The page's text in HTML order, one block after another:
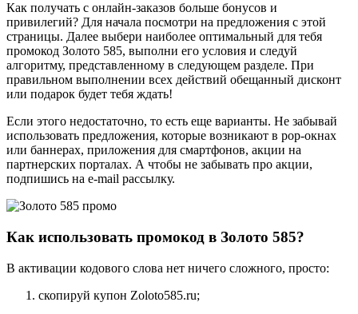
Как получать с онлайн-заказов больше бонусов и
привилегий? Для начала посмотри на предложения с этой
страницы. Далее выбери наиболее оптимальный для тебя
промокод Золото 585, выполни его условия и следуй
алгоритму, представленному в следующем разделе. При
правильном выполнении всех действий обещанный дисконт
или подарок будет тебя ждать!
Если этого недостаточно, то есть еще варианты. Не забывай
использовать предложения, которые возникают в pop-окнах
или баннерах, приложения для смартфонов, акции на
партнерских порталах. А чтобы не забывать про акции,
подпишись на e-mail рассылку.
Как использовать промокод в Золото 585?
В активации кодового слова нет ничего сложного, просто:
скопируй купон Zoloto585.ru;